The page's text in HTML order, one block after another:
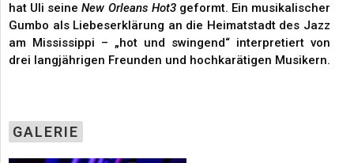
hat Uli seineNew Orleans Hot3geformt. Ein musikalischer
Gumbo als Liebeserklärung an die Heimatstadt des Jazz
am Mississippi – „hot und swingend“ interpretiert von
drei langjährigen Freunden und hochkarätigen Musikern.
GALERIE